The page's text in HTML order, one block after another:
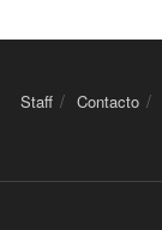
Staff Contacto